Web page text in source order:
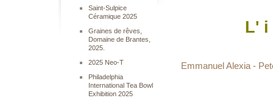
Saint-Sulpice
Céramique 2025
Graines de rêves,
Domaine de Brantes,
2025.
2025 Neo-T
Philadelphia
International Tea Bowl
Exhibition 2025
L'
Emmanuel Alexia -